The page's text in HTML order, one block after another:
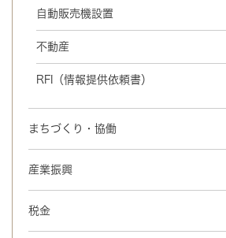
自動販売機設置
不動産
RFI（情報提供依頼書）
まちづくり・協働
産業振興
税金